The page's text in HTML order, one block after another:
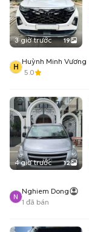
3 giờ trước 19
H
Huỳnh Minh Vương
5.0
4 giờ trước 12
Nghiem Dong
1 đã bán